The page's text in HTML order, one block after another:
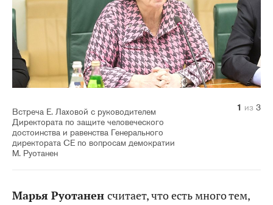
Встреча Е. Лаховой с руководителем
Директората по защите человеческого
достоинства и равенства Генерального
директората СЕ по вопросам демократии
М. Руотанен
1 из 3
2 из 3
3 из 3
Марья Руотанен считает, что есть много тем,